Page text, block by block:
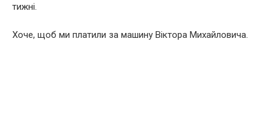
тижні.
Хоче, щоб ми платили за машину Віктора Михайловича.